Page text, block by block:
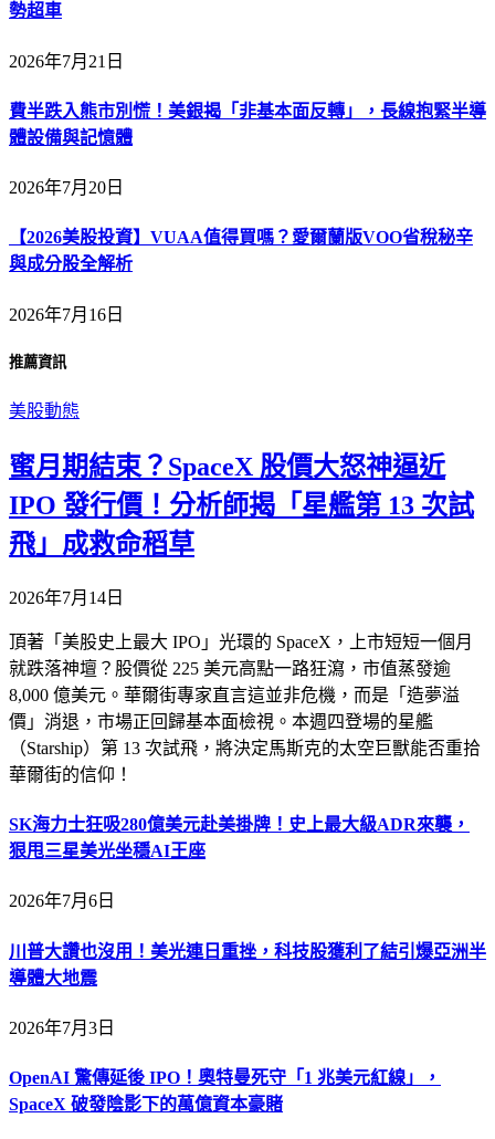
勢超車
2026年7月21日
費半跌入熊市別慌！美銀揭「非基本面反轉」，長線抱緊半導
體設備與記憶體
2026年7月20日
【2026美股投資】VUAA值得買嗎？愛爾蘭版VOO省稅秘辛
與成分股全解析
2026年7月16日
推薦資訊
美股動態
蜜月期結束？SpaceX 股價大怒神逼近
IPO 發行價！分析師揭「星艦第 13 次試
飛」成救命稻草
2026年7月14日
頂著「美股史上最大 IPO」光環的 SpaceX，上市短短一個月
就跌落神壇？股價從 225 美元高點一路狂瀉，市值蒸發逾
8,000 億美元。華爾街專家直言這並非危機，而是「造夢溢
價」消退，市場正回歸基本面檢視。本週四登場的星艦
（Starship）第 13 次試飛，將決定馬斯克的太空巨獸能否重拾
華爾街的信仰！
SK海力士狂吸280億美元赴美掛牌！史上最大級ADR來襲，
狠甩三星美光坐穩AI王座
2026年7月6日
川普大讚也沒用！美光連日重挫，科技股獲利了結引爆亞洲半
導體大地震
2026年7月3日
OpenAI 驚傳延後 IPO！奧特曼死守「1 兆美元紅線」，
SpaceX 破發陰影下的萬億資本豪賭